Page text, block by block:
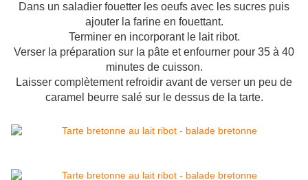
Dans un saladier fouetter les oeufs avec les sucres puis
ajouter la farine en fouettant.
Terminer en incorporant le lait ribot.
Verser la préparation sur la pâte et enfourner pour 35 à 40
minutes de cuisson.
Laisser complètement refroidir avant de verser un peu de
caramel beurre salé sur le dessus de la tarte.